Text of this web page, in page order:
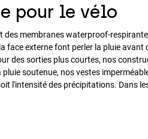
pour le vélo
des membranes waterproof-
face externe font perler la pluie avant
des sorties plus courtes, nos
soutenue, nos vestes
l'intensité des précipitations. Dans